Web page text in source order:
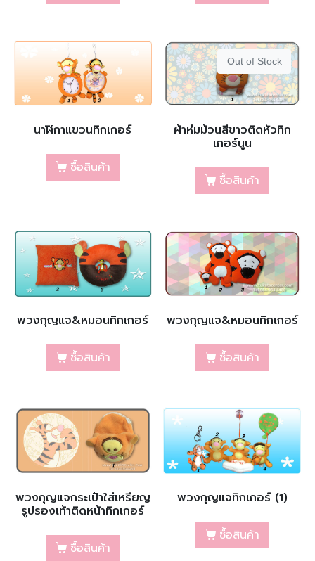
นาฬิกาแขวนทิกเกอร์
ซื้อสินค้า
Out of Stock
ผ้าห่มม้วนสีขาวติดหัวทิก
เกอร์นูน
ซื้อสินค้า
พวงกุญแจ&หมอนทิกเกอร์
ซื้อสินค้า
พวงกุญแจ&หมอนทิกเกอร์
ซื้อสินค้า
พวงกุญแจกระเป๋าใส่เหรียญ
รูปรองเท้าติดหน้าทิกเกอร์
ซื้อสินค้า
พวงกุญแจทิกเกอร์ (1)
ซื้อสินค้า